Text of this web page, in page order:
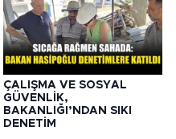
ÇALIŞMA VE SOSYAL
GÜVENLİK,
BAKANLIĞI’NDAN SIKI
DENETİM